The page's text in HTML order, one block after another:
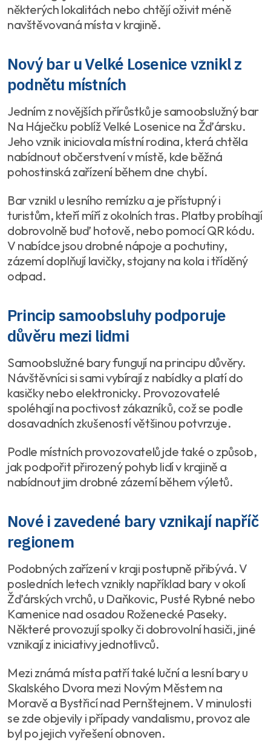
některých lokalitách nebo chtějí oživit méně
navštěvovaná místa v krajině.
Nový bar u Velké Losenice vznikl z
podnětu místních
Jedním z novějších přírůstků je samoobslužný bar
Na Háječku poblíž Velké Losenice na Žďársku.
Jeho vznik iniciovala místní rodina, která chtěla
nabídnout občerstvení v místě, kde běžná
pohostinská zařízení během dne chybí.
Bar vznikl u lesního remízku a je přístupný i
turistům, kteří míří z okolních tras. Platby probíhají
dobrovolně buď hotově, nebo pomocí QR kódu.
V nabídce jsou drobné nápoje a pochutiny,
zázemí doplňují lavičky, stojany na kola i tříděný
odpad.
Princip samoobsluhy podporuje
důvěru mezi lidmi
Samoobslužné bary fungují na principu důvěry.
Návštěvníci si sami vybírají z nabídky a platí do
kasičky nebo elektronicky. Provozovatelé
spoléhají na poctivost zákazníků, což se podle
dosavadních zkušeností většinou potvrzuje.
Podle místních provozovatelů jde také o způsob,
jak podpořit přirozený pohyb lidí v krajině a
nabídnout jim drobné zázemí během výletů.
Nové i zavedené bary vznikají napříč
regionem
Podobných zařízení v kraji postupně přibývá. V
posledních letech vznikly například bary v okolí
Žďárských vrchů, u Daňkovic, Pusté Rybné nebo
Kamenice nad osadou Roženecké Paseky.
Některé provozují spolky či dobrovolní hasiči, jiné
vznikají z iniciativy jednotlivců.
Mezi známá místa patří také luční a lesní bary u
Skalského Dvora mezi Novým Městem na
Moravě a Bystřicí nad Pernštejnem. V minulosti
se zde objevily i případy vandalismu, provoz ale
byl po jejich vyřešení obnoven.